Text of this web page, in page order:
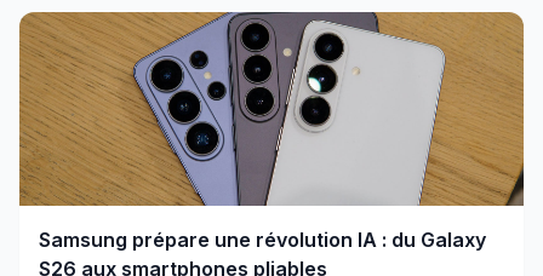
Samsung prépare une révolution IA : du Galaxy
S26 aux smartphones pliables